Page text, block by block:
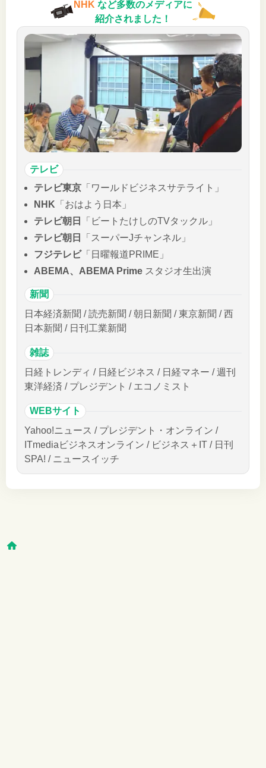
NHK など多数のメディアに
紹介されました！
テレビ
テレビ東京 「ワールドビジネスサテライト」
NHK 「おはよう日本」
テレビ朝日
「ビートたけしのTVタックル」
テレビ朝日
「スーパーJチャンネル」
フジテレビ「日曜報道PRIME」
ABEMA、ABEMA Prime スタジオ生出演
新聞
日本経済新聞 / 読売新聞 / 朝日新聞 / 東京新聞 / 西
日本新聞 / 日刊工業新聞
雑誌
日経トレンディ / 日経ビジネス / 日経マネー / 週刊
東洋経済 / プレジデント / エコノミスト
WEBサイト
Yahoo!ニュース / プレジデント・オンライン /
ITmediaビジネスオンライン / ビジネス＋IT / 日刊
SPA! / ニュースイッチ